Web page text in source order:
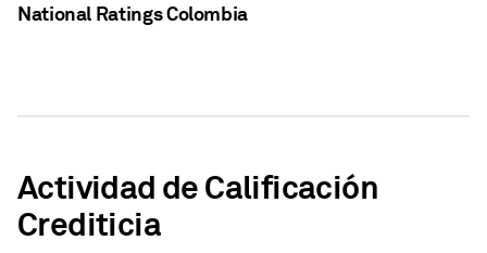
National Ratings Colombia
Actividad de Calificación
Crediticia